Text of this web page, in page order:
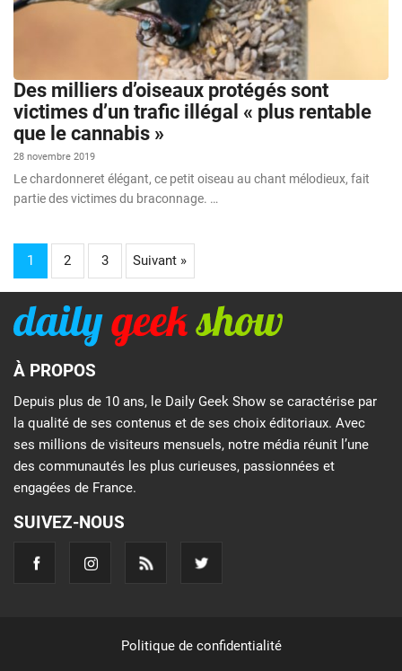
Des milliers d’oiseaux protégés sont
victimes d’un trafic illégal « plus rentable
que le cannabis »
28 novembre 2019
Le chardonneret élégant, ce petit oiseau au chant mélodieux, fait
partie des victimes du braconnage. …
1 2 3 Suivant »
À PROPOS
Depuis plus de 10 ans, le Daily Geek Show se caractérise par
la qualité de ses contenus et de ses choix éditoriaux. Avec
ses millions de visiteurs mensuels, notre média réunit l’une
des communautés les plus curieuses, passionnées et
engagées de France.
SUIVEZ-NOUS
Politique de confidentialité